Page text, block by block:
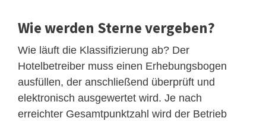
Wie werden Sterne vergeben?
Wie läuft die Klassifizierung ab? Der
Hotelbetreiber muss einen Erhebungsbogen
ausfüllen, der anschließend überprüft und
elektronisch ausgewertet wird. Je nach
erreichter Gesamtpunktzahl wird der Betrieb